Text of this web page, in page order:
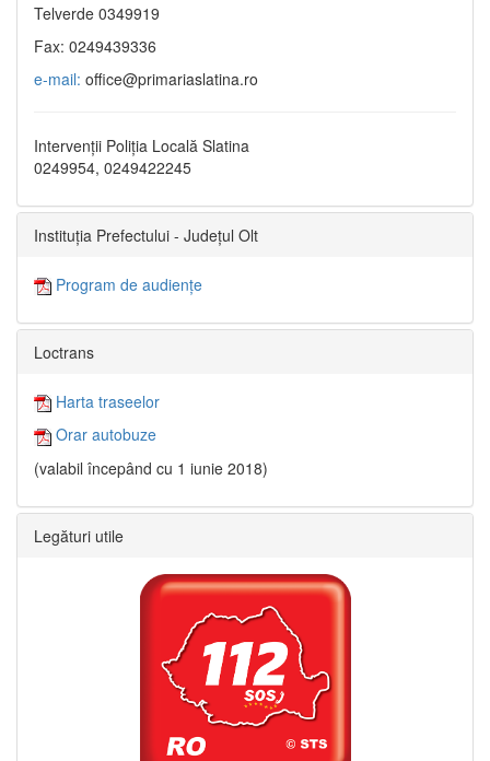
Telverde 0349919
Fax: 0249439336
e-mail: office@primariaslatina.ro
Intervenții Poliția Locală Slatina
0249954, 0249422245
Instituția Prefectului - Județul Olt
Program de audiențe
Loctrans
Harta traseelor
Orar autobuze
(valabil începând cu 1 iunie 2018)
Legături utile